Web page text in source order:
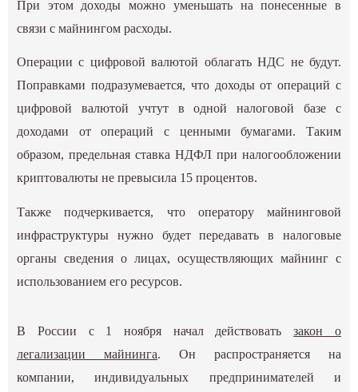
При этом доходы можно уменьшать на понесенные в
связи с майнингом расходы.
Операции с цифровой валютой облагать НДС не будут.
Поправками подразумевается, что доходы от операций с
цифровой валютой учтут в одной налоговой базе с
доходами от операций с ценными бумагами. Таким
образом, предельная ставка НДФЛ при налогообложении
криптовалюты не превысила 15 процентов.
Также подчеркивается, что оператору майнинговой
инфраструктуры нужно будет передавать в налоговые
органы сведения о лицах, осуществляющих майнинг с
использованием его ресурсов.
В России с 1 ноября начал действоватьзакон о
легализации майнинга. Он распространяется на
компании, индивидуальных предпринимателей и